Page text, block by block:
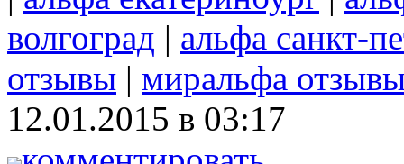
волгоград | альфа санкт-
отзывы | миральфа
12.01.2015 в 03:17